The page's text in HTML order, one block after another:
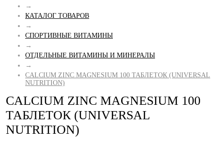
→
КАТАЛОГ ТОВАРОВ
→
СПОРТИВНЫЕ ВИТАМИНЫ
→
ОТДЕЛЬНЫЕ ВИТАМИНЫ И МИНЕРАЛЫ
→
CALCIUM ZINC MAGNESIUM 100 ТАБЛЕТОК (UNIVERSAL
NUTRITION)
CALCIUM ZINC MAGNESIUM 100
ТАБЛЕТОК (UNIVERSAL
NUTRITION)